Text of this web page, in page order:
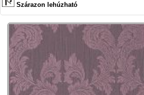
Szárazon lehúzható